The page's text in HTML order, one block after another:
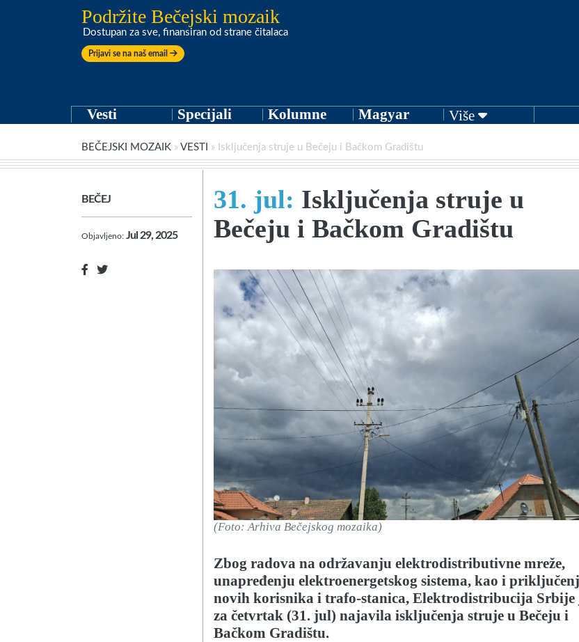
Podržite Bečejski mozaik
Dostupan za sve, finansiran od strane čitalaca
Prijavi se na naš email
Vesti Specijali Kolumne Magyar Više
BEČEJSKI MOZAIK » VESTI » Isključenja struje u Bečeju i Bačkom Gradištu
BEČEJ
Objavljeno: Jul 29, 2025
31. jul: Isključenja struje u
Bečeju i Bačkom Gradištu
(Foto: Arhiva Bečejskog mozaika)
Zbog radova na održavanju elektrodistributivne mreže,
unapređenju elektroenergetskog sistema, kao i
novih korisnika i trafo-stanica, Elektrodistribucija Srbije
za četvrtak (31. jul) najavila isključenja struje u Bečeju i
Bačkom Gradištu.